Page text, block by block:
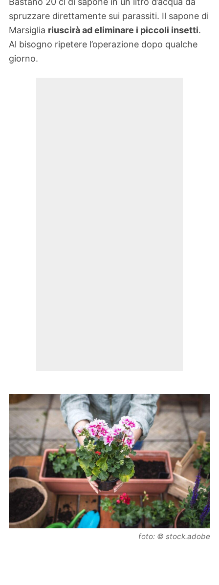
spruzzare direttamente sui parassiti. Il sapone di
Marsiglia riuscirà ad eliminare i piccoli insetti.
Al bisogno ripetere l’operazione dopo qualche
giorno.
foto: © stock.adobe